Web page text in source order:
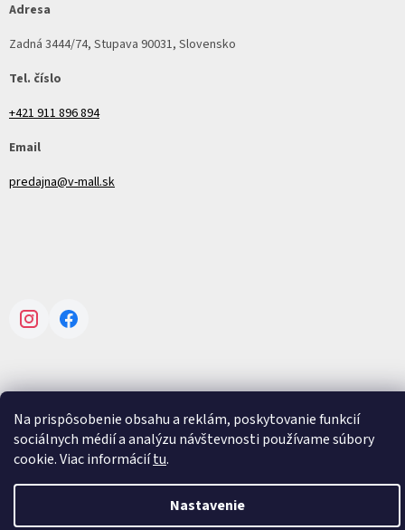
Na prispôsobenie obsahu a reklám, poskytovanie funkcií
sociálnych médií a analýzu návštevnosti používame súbory
cookie. Viac informáciítu.
Nastavenie
Adresa
Zadná 3444/74, Stupava 90031, Slovensko
Tel. číslo
+421 911 896 894
Email
predajna@v-mall.sk
InstagramFacebook
Vytvoril Shoptet
Copyright 2026V-mall. Všetky práva vyhradené.Upraviť nastavenie
cookies